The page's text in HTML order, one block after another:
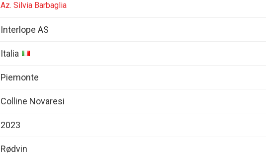
Az. Silvia Barbaglia
Interlope AS
Italia
Piemonte
Colline Novaresi
2023
Rødvin